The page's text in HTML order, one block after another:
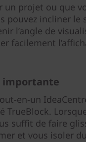
un projet ou que
pouvez incliner
l’angle de
facilement
importante
en-un
suffit de faire
et vous isoler